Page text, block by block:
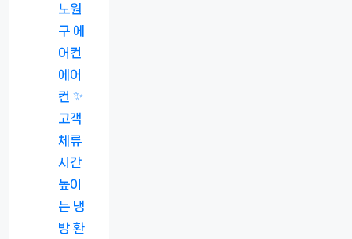
노원
구 에
어컨
에어
컨 ✨
고객
체류
시간
높이
는 냉
방 환